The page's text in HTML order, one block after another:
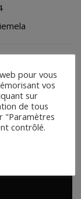
pour vous
vos
sur
de tous
"Paramètres
contrôlé.